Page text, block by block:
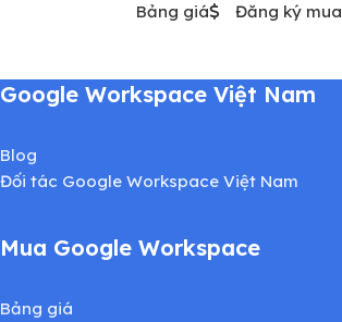
Bảng giá Đăng ký mua
Google Workspace Việt Nam
Blog
Đối tác Google Workspace Việt Nam
Mua Google Workspace
Bảng giá